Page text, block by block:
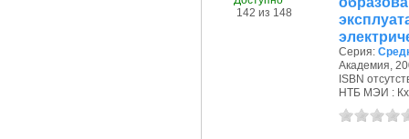
142 из 148
Серия:
Академия,
ISBN
НТБ МЭИ :